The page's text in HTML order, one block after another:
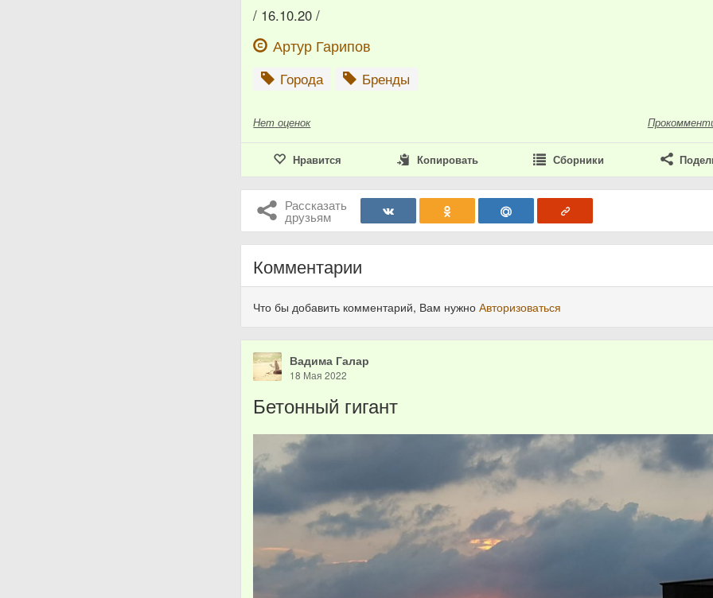
/ 16.10.20 /
Артур Гарипов
Города Бренды
Нет оценок
Нравится Копировать Сборники
Рассказать
друзьям
Комментарии
Что бы добавить комментарий, Вам нужноАвторизоваться
Вадима Галар
18 Мая 2022
Бетонный гигант